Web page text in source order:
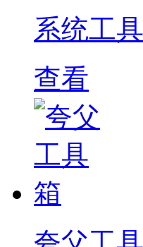
系统工具
查看